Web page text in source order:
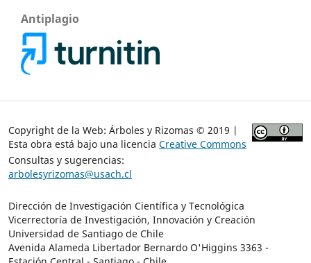
Antiplagio
Copyright de la Web: Árboles y Rizomas © 2019 |
Esta obra está bajo una licencia Creative Commons
Consultas y sugerencias:
arbolesyrizomas@usach.cl
Dirección de Investigación Científica y Tecnológica
Vicerrectoría de Investigación, Innovación y Creación
Universidad de Santiago de Chile
Avenida Alameda Libertador Bernardo O'Higgins 3363 -